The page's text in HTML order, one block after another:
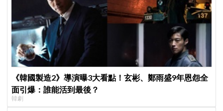
《韓國製造2》導演曝3大看點！玄彬、鄭雨盛9年恩怨全
面引爆：誰能活到最後？
韓劇